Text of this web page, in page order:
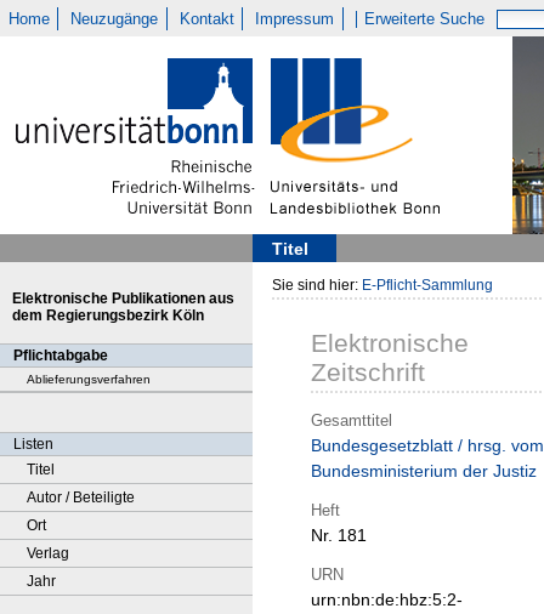
Home Neuzugänge Kontakt Impressum Erweiterte Suche
Titel
Elektronische Publikationen aus
dem Regierungsbezirk Köln
Pflichtabgabe
Ablieferungsverfahren
Listen
Titel
Autor / Beteiligte
Ort
Verlag
Jahr
Sie sind hier: E-Pflicht-Sammlung
Elektronische
Zeitschrift
Gesamttitel
Bundesgesetzblatt / hrsg. vom
Bundesministerium der Justiz
Heft
Nr. 181
URN
urn:nbn:de:hbz:5:2-